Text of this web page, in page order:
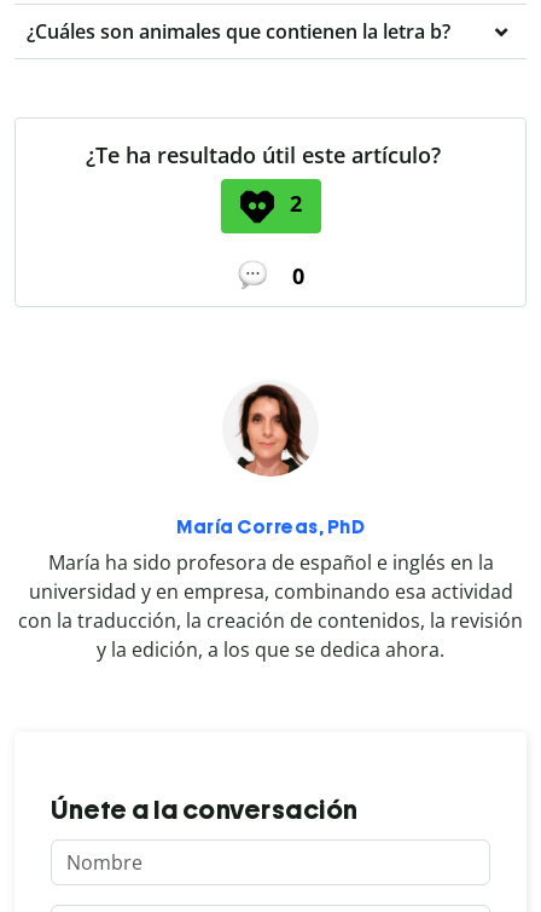
¿Cuáles son animales que contienen la letra b?
¿Te ha resultado útil este artículo?
2
0
María Correas, PhD
María ha sido profesora de español e inglés en la
universidad y en empresa, combinando esa actividad
con la traducción, la creación de contenidos, la revisión
y la edición, a los que se dedica ahora.
Únete a la conversación